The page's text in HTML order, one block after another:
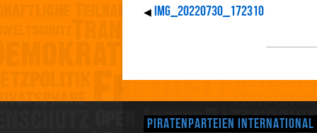
◀ IMG_20220730_172310
Piratenparteien International